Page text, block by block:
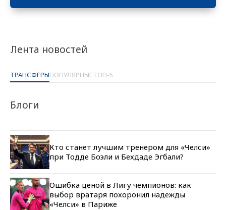
Лента новостей
ТРАНСФЕРЫПОПУЛЯРНЫЕТОП-5
Блоги
Кто станет лучшим тренером для «Челси»
при Тодде Боэли и Бехдаде Эгбали?
Ошибка ценой в Лигу чемпионов: как
выбор вратаря похоронил надежды
«Челси» в Париже